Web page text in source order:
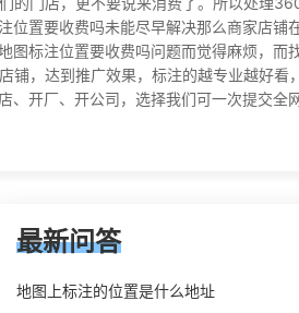
置要收费吗未能尽早解决那么商家店铺
图标注位置要收费吗问题而觉得麻烦，而
铺，达到推广效果，标注的越专业越好看
、开厂、开公司，选择我们可一次提交全
最新问答
地图上标注的位置是什么地址